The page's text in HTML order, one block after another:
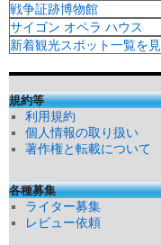
戦争証跡博物館
サイゴン オペラ ハウス
新着観光スポット一覧を
規約等
利用規約
個人情報の取り扱い
著作権と転載について
各種募集
ライター募集
レビュー依頼